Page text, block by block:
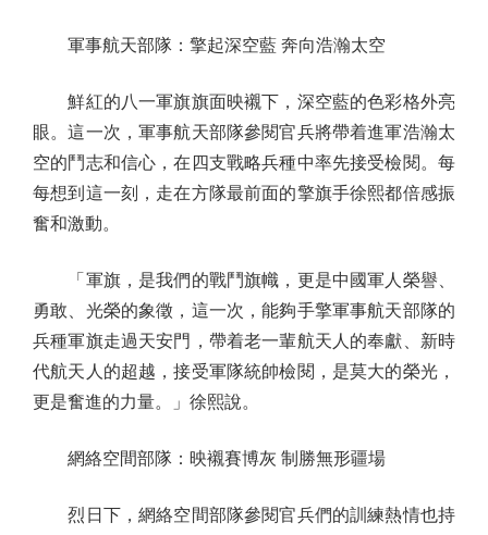
軍事航天部隊：擎起深空藍 奔向浩瀚太空
鮮紅的八一軍旗旗面映襯下，深空藍的色彩格外亮
眼。這一次，軍事航天部隊參閱官兵將帶着進軍浩瀚太
空的鬥志和信心，在四支戰略兵種中率先接受檢閱。每
每想到這一刻，走在方隊最前面的擎旗手徐熙都倍感振
奮和激動。
「軍旗，是我們的戰鬥旗幟，更是中國軍人榮譽、
勇敢、光榮的象徵，這一次，能夠手擎軍事航天部隊的
兵種軍旗走過天安門，帶着老一輩航天人的奉獻、新時
代航天人的超越，接受軍隊統帥檢閱，是莫大的榮光，
更是奮進的力量。」徐熙說。
網絡空間部隊：映襯賽博灰 制勝無形疆場
烈日下，網絡空間部隊參閱官兵們的訓練熱情也持